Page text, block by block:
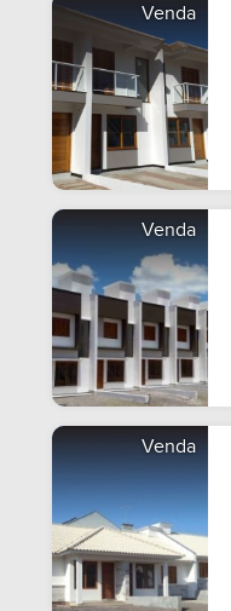
Venda
Venda
Venda